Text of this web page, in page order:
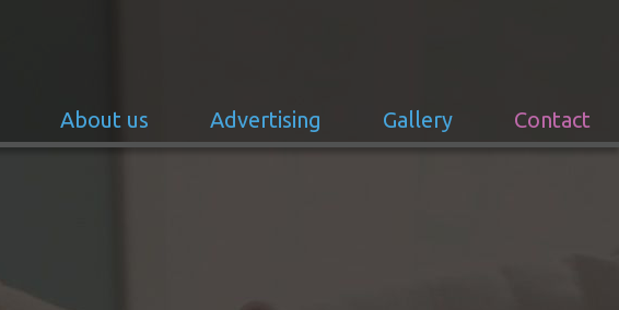
About us Advertising Gallery Contact